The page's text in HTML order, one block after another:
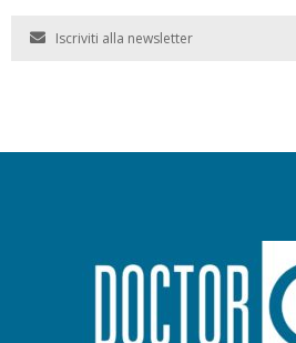
Iscriviti alla newsletter